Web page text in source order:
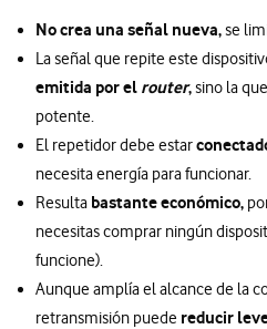
No crea una señal nueva,se
La señal que repite este
emitida por el router,sino la
potente.
El repetidor debe estar
necesita energía para funcionar.
Resulta bastante económico,
necesitas comprar ningún
funcione).
Aunque amplía el alcance de la
retransmisión puede reducir